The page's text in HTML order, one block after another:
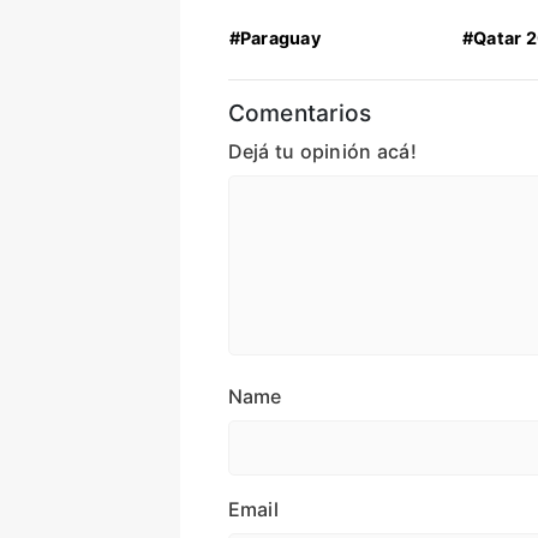
#Paraguay #Qatar
Comentarios
Dejá tu opinión acá!
Name
Email